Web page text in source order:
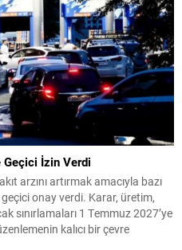
İzin Verdi
arzını artırmak amacıyla bazı
onay verdi. Karar, üretim,
sınırlamaları 1 Temmuz 2027’ye
kalıcı bir çevre
vurgulanıyor; kararın geçici